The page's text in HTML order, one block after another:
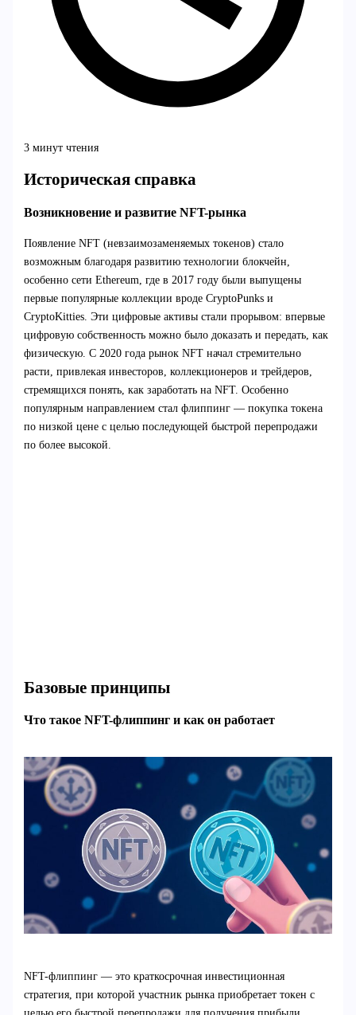
3 минут чтения
Историческая справка
Возникновение и развитие NFT-рынка
Появление NFT (невзаимозаменяемых токенов) стало
возможным благодаря развитию технологии блокчейн,
особенно сети Ethereum, где в 2017 году были выпущены
первые популярные коллекции вроде CryptoPunks и
CryptoKitties. Эти цифровые активы стали прорывом: впервые
цифровую собственность можно было доказать и передать, как
физическую. С 2020 года рынок NFT начал стремительно
расти, привлекая инвесторов, коллекционеров и трейдеров,
стремящихся понять, как заработать на NFT. Особенно
популярным направлением стал флиппинг — покупка токена
по низкой цене с целью последующей быстрой перепродажи
по более высокой.
Базовые принципы
Что такое NFT-флиппинг и как он работает
NFT-флиппинг — это краткосрочная инвестиционная
стратегия, при которой участник рынка приобретает токен с